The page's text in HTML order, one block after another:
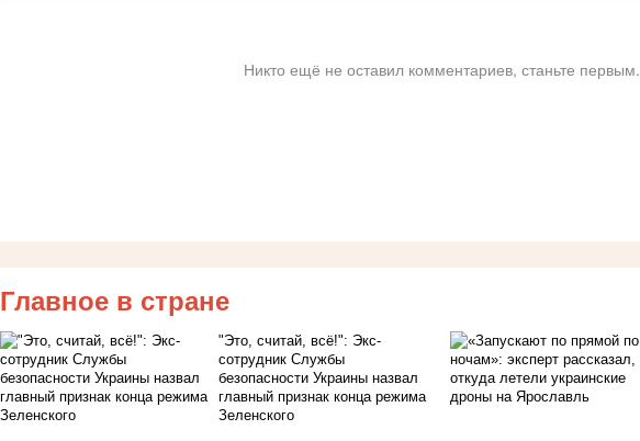
Никто ещё не оставил комментариев, станьте первым.
Главное в стране
"Это, считай, всё!": Экс-
сотрудник Службы
безопасности Украины назвал
главный признак конца режима
Зеленского